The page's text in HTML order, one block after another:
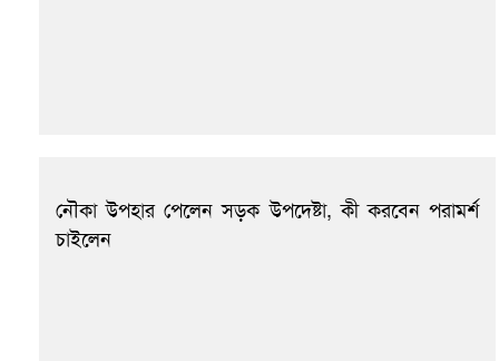
নৌকা উপহার পেলেন সড়ক উপদেষ্টা, কী করবেন পরামর্শ
চাইলেন